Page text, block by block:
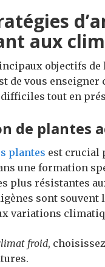
aux
objectifs
de vous
tout en
de plantes
plantes est crucial
une formation
plus résistantes
sont
variations
froid,